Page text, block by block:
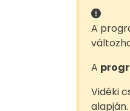
A
A
Vidéki
alapján.